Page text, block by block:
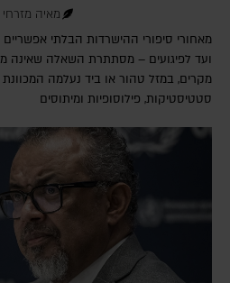
מאיה מזרחי
מאחורי סיפורי ההישרדות הבלתי
ועד לפיגועים – מסתתרת השאלה שאינה
מקרים, במזל טהור או ביד נעלמה המכוונת
סטטיסטיקות, פילוסופיות ומיתוסים